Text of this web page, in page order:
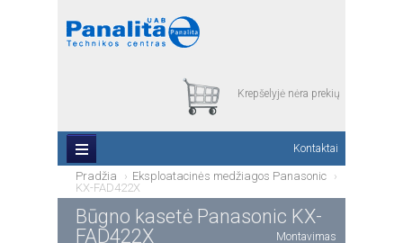
Krepšelyjė nėra prekių
Kontaktai
Pradžia
Eksploatacinės medžiagos Panasonic
KX-FAD422X
Būgno kasetė Panasonic KX-
FAD422X
Montavimas